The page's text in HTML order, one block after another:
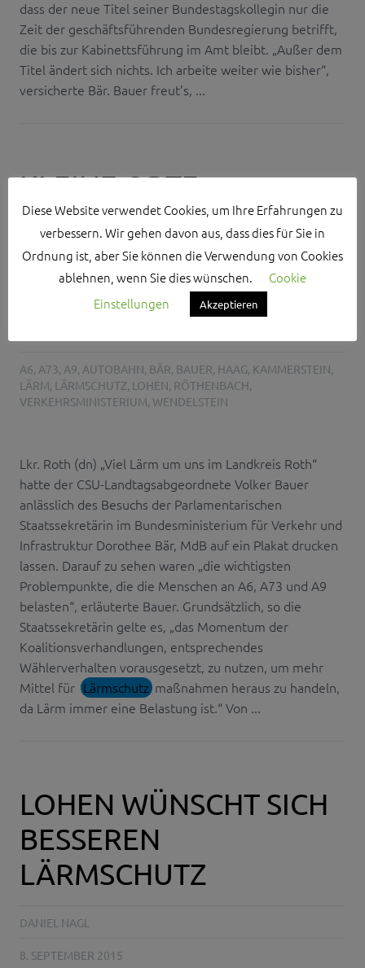
dass der neue Titel seiner Bundestagskollegin nur die
Zeit der geschäftsführenden Bundesregierung betrifft,
die bis zur Kabinettsführung im Amt bleibt. „Außer dem
Titel ändert sich nichts. Ich arbeite weiter wie bisher“,
versicherte Bär. Bauer freut’s, ...
KLEINE ORTE
BEACHTEN!
DANIEL NAGL
14. AUGUST 2017
A6, A73, A9, AUTOBAHN, BÄR, BAUER, HAAG, KAMMERSTEIN,
LÄRM, LÄRMSCHUTZ, LOHEN, RÖTHENBACH,
VERKEHRSMINISTERIUM, WENDELSTEIN
Lkr. Roth (dn) „Viel Lärm um uns im Landkreis Roth“
hatte der CSU-Landtagsabgeordnete Volker Bauer
anlässlich des Besuchs der Parlamentarischen
Staatssekretärin im Bundesministerium für Verkehr und
Infrastruktur Dorothee Bär, MdB auf ein Plakat drucken
lassen. Darauf zu sehen waren „die wichtigsten
Problempunkte, die die Menschen an A6, A73 und A9
belasten“, erläuterte Bauer. Grundsätzlich, so die
Staatssekretärin gelte es, „das Momentum der
Koalitionsverhandlungen, entsprechendes
Wählerverhalten vorausgesetzt, zu nutzen, um mehr
Mittel für Lärmschutz maßnahmen heraus zu handeln,
da Lärm immer eine Belastung ist.“ Von ...
LOHEN WÜNSCHT SICH
BESSEREN
LÄRMSCHUTZ
DANIEL NAGL
8. SEPTEMBER 2015
Diese Website verwendet Cookies, um Ihre Erfahrungen zu
verbessern. Wir gehen davon aus, dass dies für Sie in
Ordnung ist, aber Sie können die Verwendung von Cookies
ablehnen, wenn Sie dies wünschen.
Cookie
Einstellungen
Akzeptieren